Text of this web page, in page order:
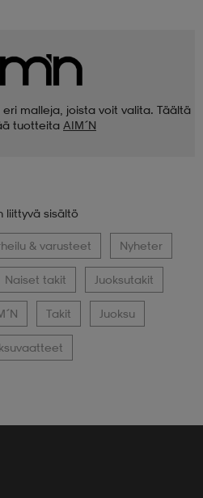
malleja, joista voit valita. Täältä
tuotteita AIM´N
liittyvä sisältö
& varusteet Nyheter
Naiset takit Juoksutakit
Takit Juoksu